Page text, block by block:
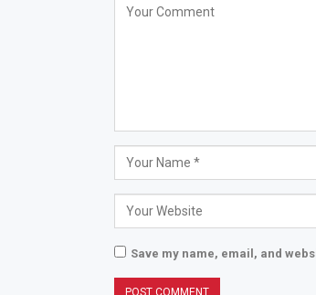
Save my name, email, and